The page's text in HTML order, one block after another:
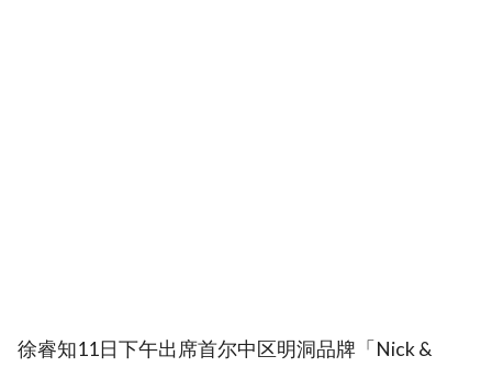
徐睿知11日下午出席首尔中区明洞品牌「Nick &